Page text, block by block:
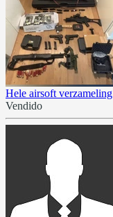
Hele airsoft verzameling
Vendido